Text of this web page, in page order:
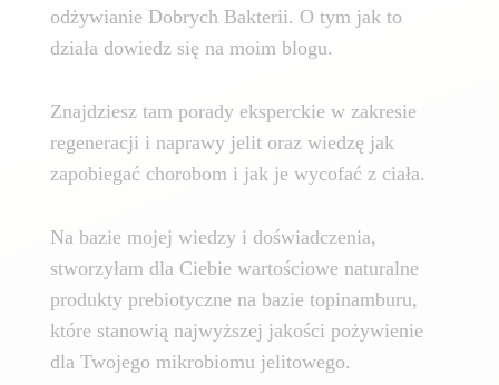
odżywianie Dobrych Bakterii. O tym jak to
działa dowiedz się na moim blogu.
Znajdziesz tam porady eksperckie w zakresie
regeneracji i naprawy jelit oraz wiedzę jak
zapobiegać chorobom i jak je wycofać z ciała.
Na bazie mojej wiedzy i doświadczenia,
stworzyłam dla Ciebie wartościowe naturalne
produkty prebiotyczne na bazie topinamburu,
które stanowią najwyższej jakości pożywienie
dla Twojego mikrobiomu jelitowego.